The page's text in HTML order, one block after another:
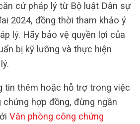
cứ pháp lý từ Bộ luật Dân sự
2024, đồng thời tham khảo ý
lý. Hãy bảo vệ quyền lợi của
bị kỹ lưỡng và thực hiện
tin thêm hoặc hỗ trợ trong việc
hợp đồng, đừng ngần
Văn phòng công chứng